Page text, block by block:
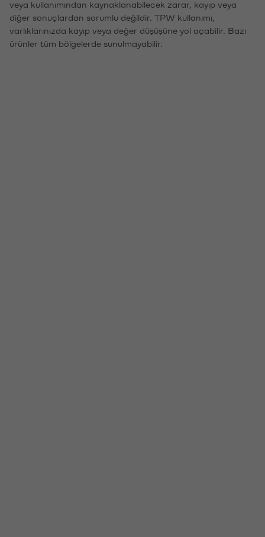
veya kullanımından kaynaklanabilecek zarar, kayıp veya
diğer sonuçlardan sorumlu değildir. TPW kullanımı,
varlıklarınızda kayıp veya değer düşüşüne yol açabilir. Bazı
ürünler tüm bölgelerde sunulmayabilir.